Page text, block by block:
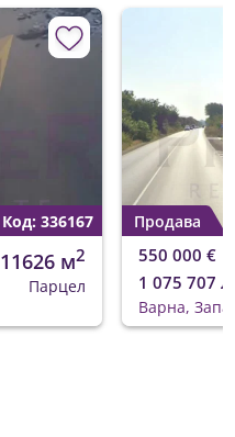
Код: 336167
11626 м2
Парцел
Продава
550 000 €
1 075 707
Варна,